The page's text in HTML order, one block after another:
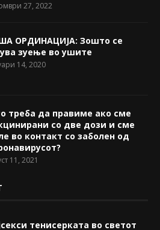
27, 2022
ОРДИНАЦИЈА: Зошто се
зуење во ушите
14, 2020
треба да правиме ако сме
со две дози и сме
во контакт со заболен од
11, 2021
тенисерката во светот